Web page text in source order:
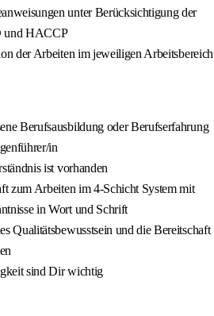
unter Berücksichtigung der
und HACCP
der Arbeiten im jeweiligen Arbeitsbereich
Berufsausbildung oder Berufserfahrung
in
ist vorhanden
zum Arbeiten im 4-Schicht System mit
in Wort und Schrift
Qualitätsbewusstsein und die Bereitschaft
sind Dir wichtig